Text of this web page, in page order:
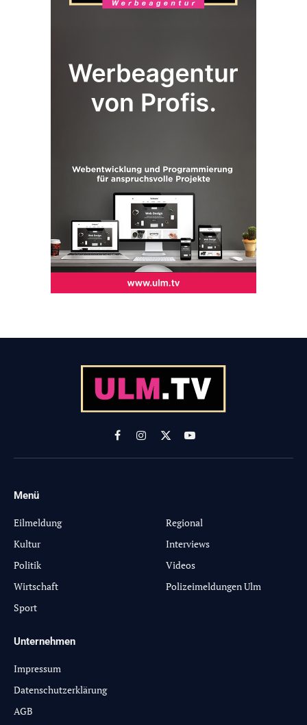
FacebookInstagram
X
(Twitter)
YouTube
Menü
Eilmeldung
Kultur
Politik
Wirtschaft
Sport
Regional
Interviews
Videos
Polizeimeldungen Ulm
Unternehmen
Impressum
Datenschutzerklärung
AGB